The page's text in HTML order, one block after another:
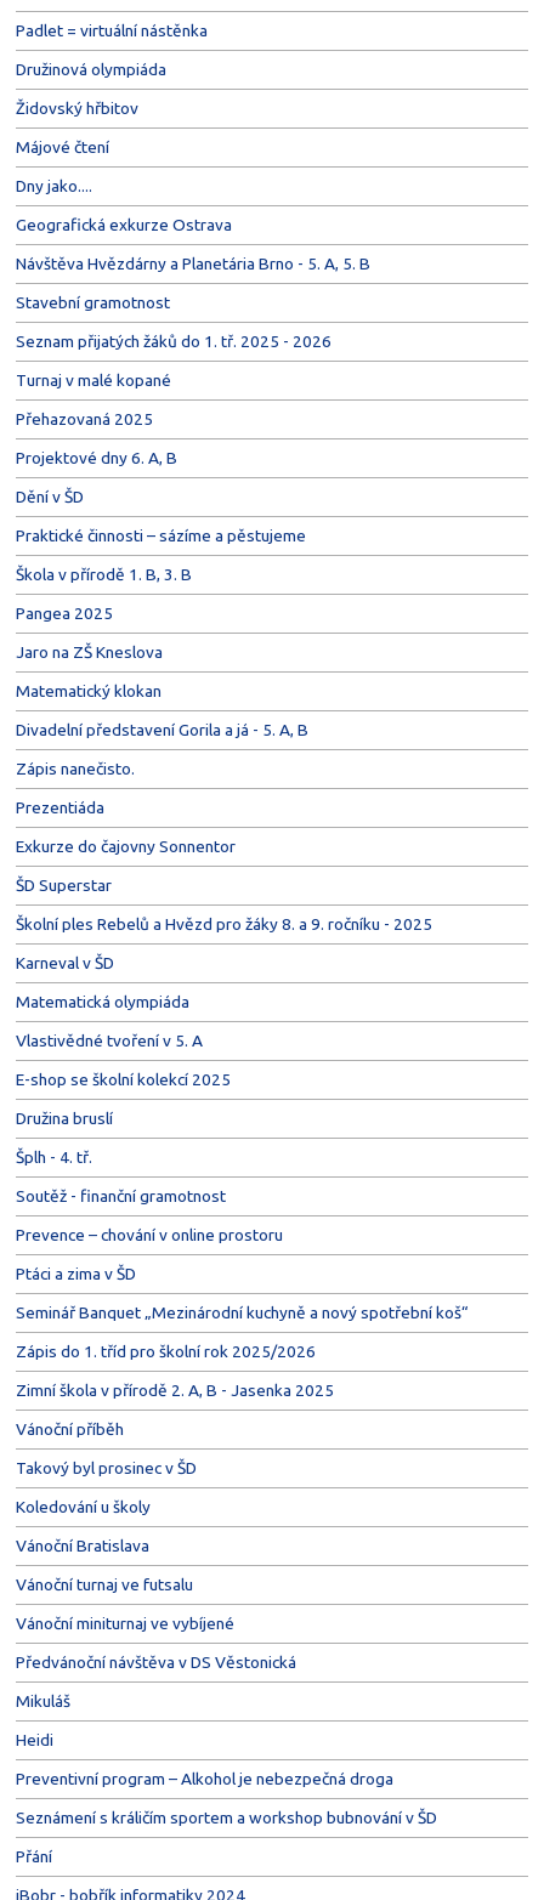
Padlet = virtuální nástěnka
Družinová olympiáda
Židovský hřbitov
Májové čtení
Dny jako....
Geografická exkurze Ostrava
Návštěva Hvězdárny a Planetária Brno - 5. A, 5. B
Stavební gramotnost
Seznam přijatých žáků do 1. tř. 2025 - 2026
Turnaj v malé kopané
Přehazovaná 2025
Projektové dny 6. A, B
Dění v ŠD
Praktické činnosti – sázíme a pěstujeme
Škola v přírodě 1. B, 3. B
Pangea 2025
Jaro na ZŠ Kneslova
Matematický klokan
Divadelní představení Gorila a já - 5. A, B
Zápis nanečisto.
Prezentiáda
Exkurze do čajovny Sonnentor
ŠD Superstar
Školní ples Rebelů a Hvězd pro žáky 8. a 9. ročníku - 2025
Karneval v ŠD
Matematická olympiáda
Vlastivědné tvoření v 5. A
E-shop se školní kolekcí 2025
Družina bruslí
Šplh - 4. tř.
Soutěž - finanční gramotnost
Prevence – chování v online prostoru
Ptáci a zima v ŠD
Seminář Banquet „Mezinárodní kuchyně a nový spotřební koš“
Zápis do 1. tříd pro školní rok 2025/2026
Zimní škola v přírodě 2. A, B - Jasenka 2025
Vánoční příběh
Takový byl prosinec v ŠD
Koledování u školy
Vánoční Bratislava
Vánoční turnaj ve futsalu
Vánoční miniturnaj ve vybíjené
Předvánoční návštěva v DS Věstonická
Mikuláš
Heidi
Preventivní program – Alkohol je nebezpečná droga
Seznámení s králičím sportem a workshop bubnování v ŠD
Přání
iBobr - bobřík informatiky 2024